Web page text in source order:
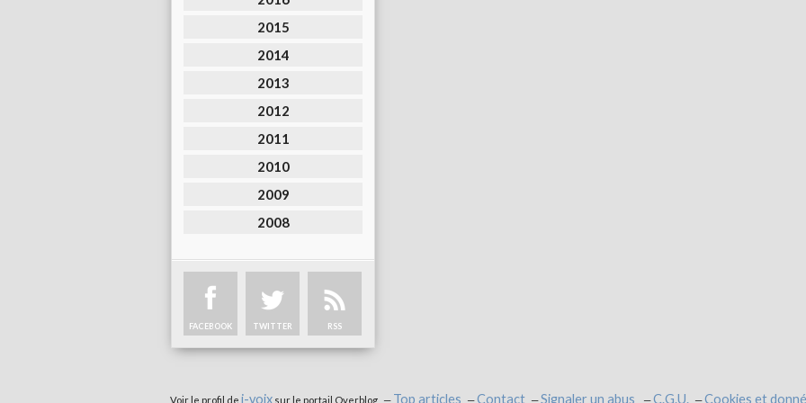
2015
2014
2013
2012
2011
2010
2009
2008
FACEBOOK TWITTER RSS
Voir le profil de i-voixsur le portail Overblog Top articles Contact Signaler un abus C.G.U. Cookies et